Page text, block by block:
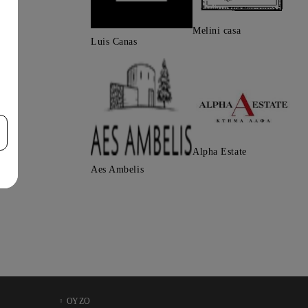
Luis Canas
Melini casa
Aes Ambelis
Alpha Estate
ΟΥΖΟ